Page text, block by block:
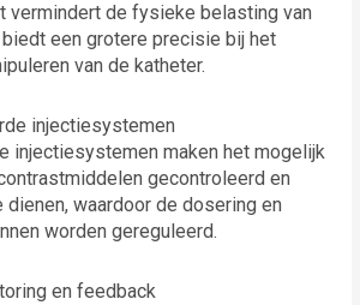
vermindert de fysieke belasting van
een grotere precisie bij het
van de katheter.
injectiesystemen
injectiesystemen maken het mogelijk
gecontroleerd en
dienen, waardoor de dosering en
worden gereguleerd.
en feedback